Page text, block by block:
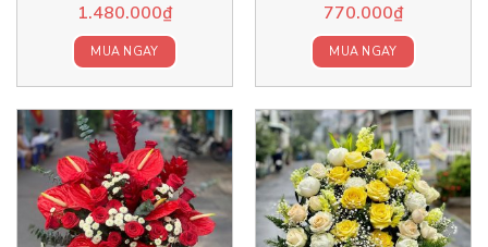
1.480.000₫
MUA NGAY
770.000₫
MUA NGAY